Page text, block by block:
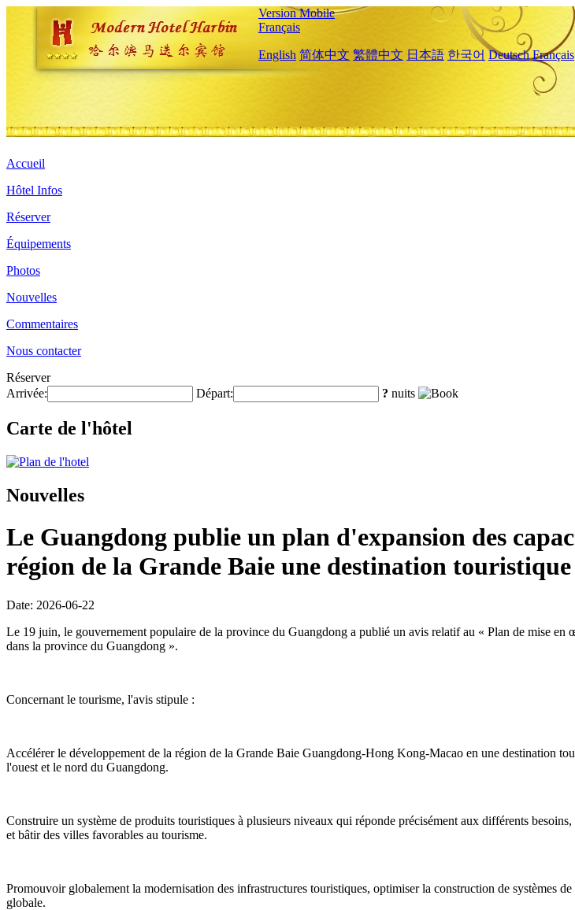
Version Mobile
Français
English 简体中文 繁體中文 日本語 한국어 Deutsch Français
Accueil
Hôtel Infos
Réserver
Équipements
Photos
Nouvelles
Commentaires
Nous contacter
Réserver
Arrivée:
Départ: ? nuits
Carte de l'hôtel
Nouvelles
Le Guangdong publie un plan d'expansion des
région de la Grande Baie une destination touristique
Date: 2026-06-22
Le 19 juin, le gouvernement populaire de la province du Guangdong a publié un avis relatif au « Plan de mise
dans la province du Guangdong ».
Concernant le tourisme, l'avis stipule :
Accélérer le développement de la région de la Grande Baie Guangdong-Hong Kong-Macao en une destination
l'ouest et le nord du Guangdong.
Construire un système de produits touristiques à plusieurs niveaux qui réponde précisément aux différents
et bâtir des villes favorables au tourisme.
Promouvoir globalement la modernisation des infrastructures touristiques, optimiser la construction de systèmes
globale.